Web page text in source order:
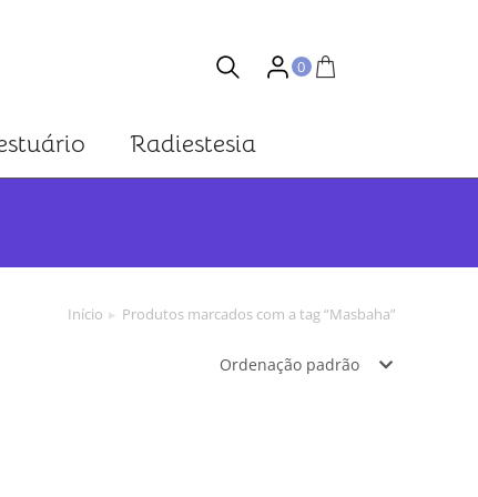
0
Radiestesia
Você está aqui:
Início Produtos marcados com a tag “Masbaha”